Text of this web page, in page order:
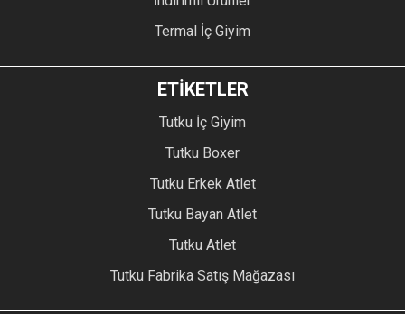
Termal İç Giyim
ETİKETLER
Tutku İç Giyim
Tutku Boxer
Tutku Erkek Atlet
Tutku Bayan Atlet
Tutku Atlet
Tutku Fabrika Satış Mağazası